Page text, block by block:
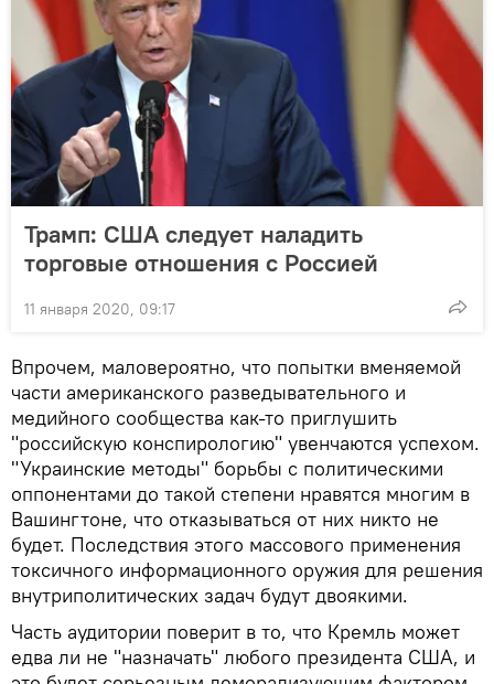
Трамп: США следует наладить
торговые отношения с Россией
11 января 2020, 09:17
Впрочем, маловероятно, что попытки вменяемой
части американского разведывательного и
медийного сообщества как-то приглушить
"российскую конспирологию" увенчаются успехом.
"Украинские методы" борьбы с политическими
оппонентами до такой степени нравятся многим в
Вашингтоне, что отказываться от них никто не
будет. Последствия этого массового применения
токсичного информационного оружия для решения
внутриполитических задач будут двоякими.
Часть аудитории поверит в то, что Кремль может
едва ли не "назначать" любого президента США, и